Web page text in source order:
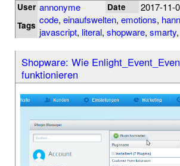
User annonyme Date 2017-11-
Tags code, einaufswelten, emotions,
javascript, literal, shopware, smarty,
Shopware: Wie
funktionieren